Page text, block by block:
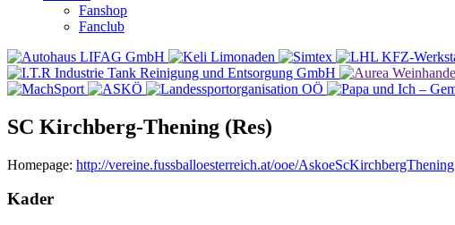
Fanshop
Fanclub
SC Kirchberg-Thening (Res)
Homepage: http://vereine.fussballoesterreich.at/ooe/AskoeScKirchbergThening
Kader